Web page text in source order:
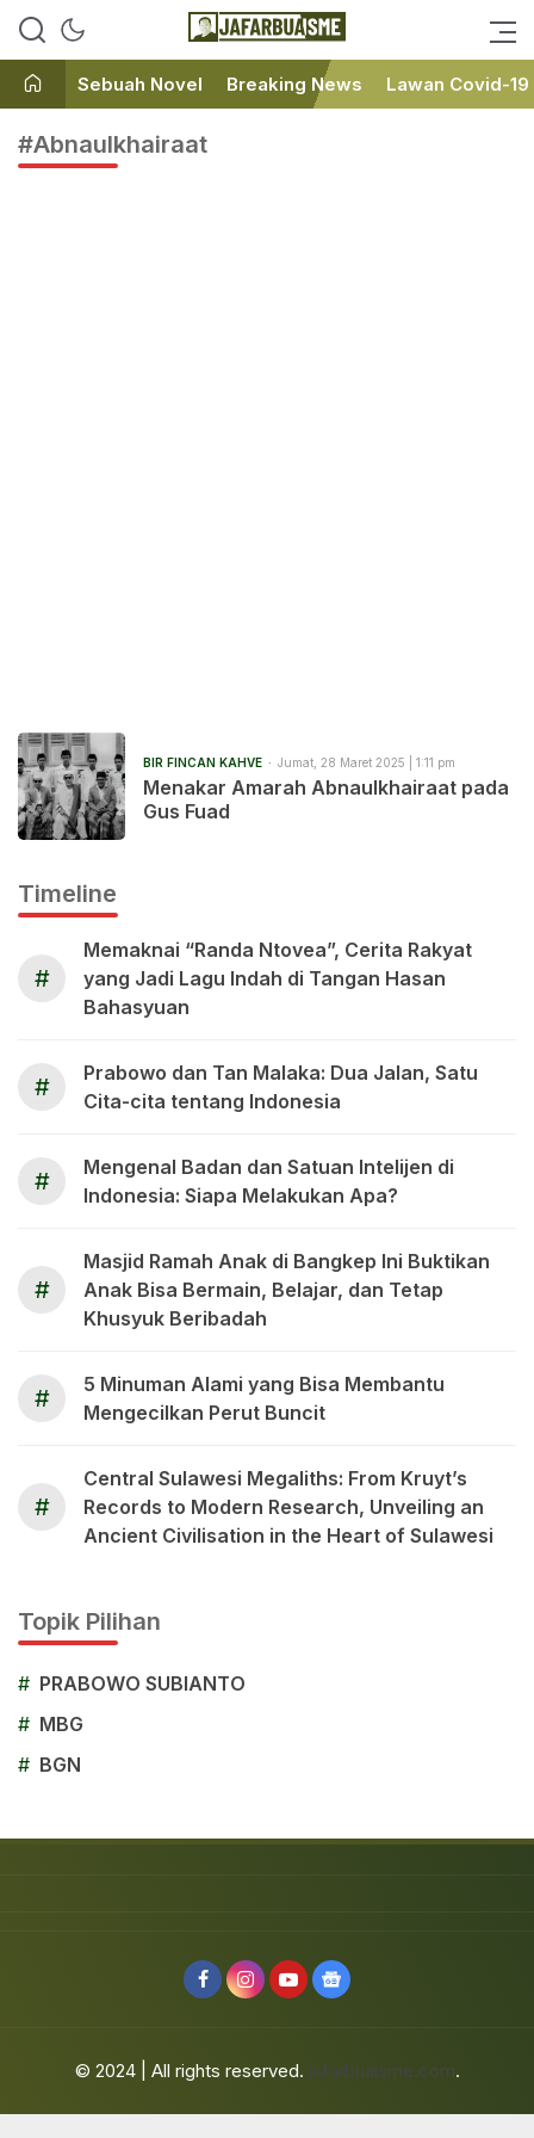
JafarBua
Ini bukan Media Online, Ini
Sebuah Novel Breaking News Lawan Covid-19
#Abnaulkhairaat
BIR FINCAN KAHVE Jumat, 28 Maret 2025 | 1:11 pm
Menakar Amarah Abnaulkhairaat pada
Gus Fuad
Timeline
#
Memaknai “Randa Ntovea”, Cerita Rakyat
yang Jadi Lagu Indah di Tangan Hasan
Bahasyuan
#
Prabowo dan Tan Malaka: Dua Jalan, Satu
Cita-cita tentang Indonesia
#
Mengenal Badan dan Satuan Intelijen di
Indonesia: Siapa Melakukan Apa?
#
Masjid Ramah Anak di Bangkep Ini Buktikan
Anak Bisa Bermain, Belajar, dan Tetap
Khusyuk Beribadah
#
5 Minuman Alami yang Bisa Membantu
Mengecilkan Perut Buncit
#
Central Sulawesi Megaliths: From Kruyt’s
Records to Modern Research, Unveiling an
Ancient Civilisation in the Heart of Sulawesi
Topik Pilihan
# PRABOWO SUBIANTO
# MBG
# BGN
© 2024 | All rights reserved. jafarbuaisme.com.